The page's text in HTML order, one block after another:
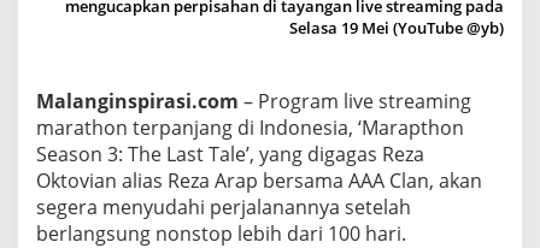
a
T
a
l
e
R
e
mengucapkan perpisahan di tayangan live streaming pada
Selasa 19 Mei (YouTube @yb)
Malanginspirasi.com – Program live streaming
marathon terpanjang di Indonesia, ‘Marapthon
Season 3: The Last Tale’, yang digagas Reza
Oktovian alias Reza Arap bersama AAA Clan, akan
segera menyudahi perjalanannya setelah
berlangsung nonstop lebih dari 100 hari.